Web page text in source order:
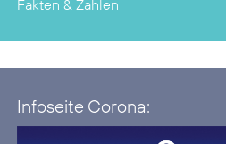
Fakten & Zahlen
Infoseite Corona: